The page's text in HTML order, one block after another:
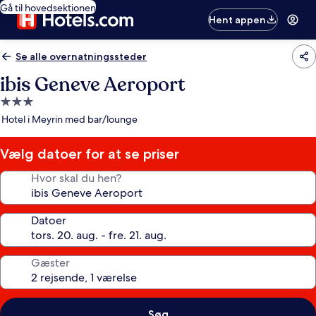
Gå til hovedsektionen
Hent appen
Se alle overnatningssteder
ibis Geneve Aeroport
3.0-
stjernet
Hotel i Meyrin med bar/lounge
Vælg datoer for at se priser
Hvor skal du hen?
Datoer
Gæster